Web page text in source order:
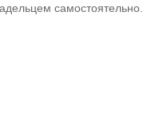
самостоятельно.